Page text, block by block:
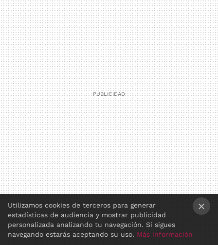
Utilizamos cookies de terceros para generar
estadísticas de audiencia y mostrar publicidad
personalizada analizando tu navegación. Si sigues
navegando estarás aceptando su uso. Más información